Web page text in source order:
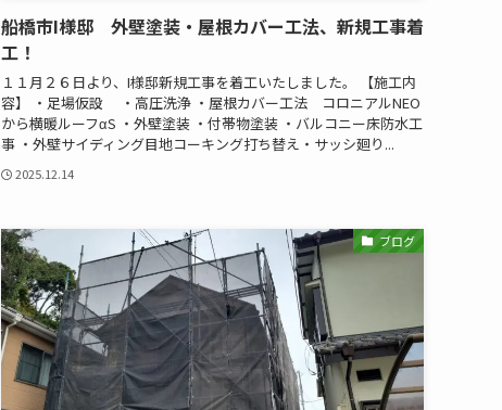
船橋市I様邸 外壁塗装・屋根カバー工法、新規工事着
工！
１１月２６日より、I様邸新規工事を着工いたしました。 【施工内
容】 ・足場仮設 ・高圧洗浄 ・屋根カバー工法 コロニアルNEO
から横暖ルーフαS ・外壁塗装 ・付帯物塗装 ・バルコニー床防水工
事 ・外壁サイディング目地コーキング打ち替え・サッシ廻り...
2025.12.14
ブログ